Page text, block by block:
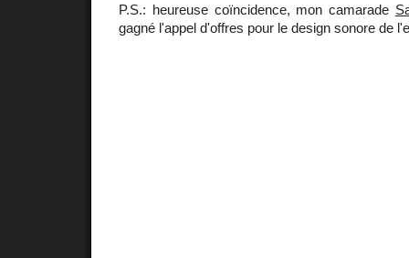
P.S.: heureuse coïncidence, mon camarade
gagné l'appel d'offres pour le design sonore de